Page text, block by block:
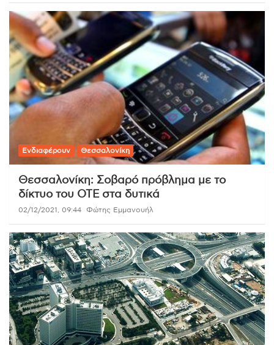
Ενδιαφέρουν Θεσσαλονίκη
Θεσσαλονίκη: Σοβαρό πρόβλημα με το
δίκτυο του ΟΤΕ στα δυτικά
02/12/2021, 09:44 Φώτης Εμμανουήλ